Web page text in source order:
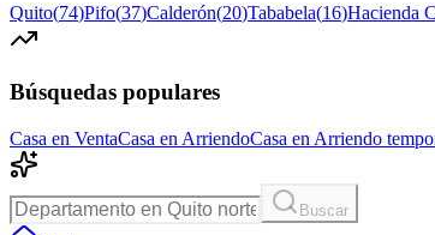
Quito(74)Pifo(37)Calderón(20)Tababela(16)Hacienda
Búsquedas populares
Casa en VentaCasa en ArriendoCasa en Arriendo
Buscar